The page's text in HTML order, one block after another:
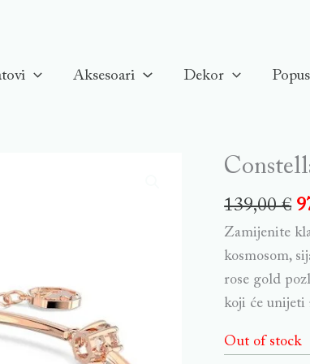
Aksesoari Dekor
139,00€
Zamijenite
kosmosom,
rose gold
koji će unijeti
Out of stock